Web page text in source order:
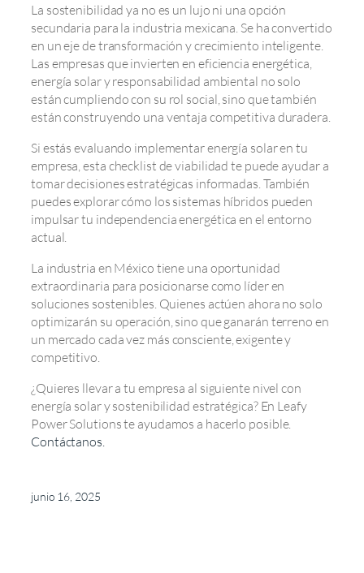
La sostenibilidad ya no es un lujo ni una opción
secundaria para la industria mexicana. Se ha convertido
en un eje de transformación y crecimiento inteligente.
Las empresas que invierten en eficiencia energética,
energía solar y responsabilidad ambiental no solo
están cumpliendo con su rol social, sino que también
están construyendo una ventaja competitiva duradera.
Si estás evaluando implementar energía solar en tu
empresa, esta checklist de viabilidad te puede ayudar a
tomar decisiones estratégicas informadas. También
puedes explorar cómo los sistemas híbridos pueden
impulsar tu independencia energética en el entorno
actual.
La industria en México tiene una oportunidad
extraordinaria para posicionarse como líder en
soluciones sostenibles. Quienes actúen ahora no solo
optimizarán su operación, sino que ganarán terreno en
un mercado cada vez más consciente, exigente y
competitivo.
¿Quieres llevar a tu empresa al siguiente nivel con
energía solar y sostenibilidad estratégica? En Leafy
Power Solutions te ayudamos a hacerlo posible.
Contáctanos.
junio 16, 2025